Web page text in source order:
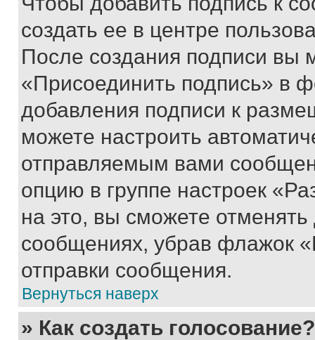
создать ее в центре
После создания подписи вы
«Присоединить подпись» в
добавления подписи к
можете настроить
отправляемым вами
опцию в группе настроек
на это, вы сможете
сообщениях, убрав флажок
отправки сообщения.
Вернуться наверх
» Как создать голосование?